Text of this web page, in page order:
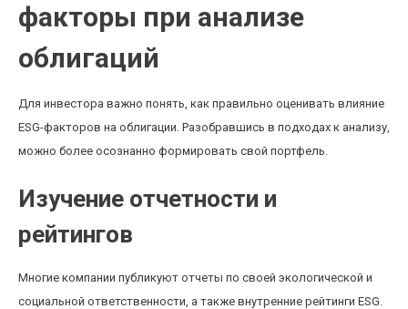
факторы при анализе
облигаций
Для инвестора важно понять, как правильно оценивать влияние
ESG-факторов на облигации. Разобравшись в подходах к анализу,
можно более осознанно формировать свой портфель.
Изучение отчетности и
рейтингов
Многие компании публикуют отчеты по своей экологической и
социальной ответственности, а также внутренние рейтинги ESG.